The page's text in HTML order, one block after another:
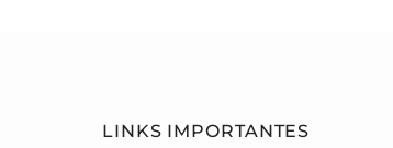
LINKS IMPORTANTES